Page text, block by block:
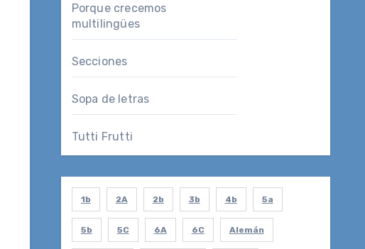
Porque crecemos
multilingües
Secciones
Sopa de letras
Tutti Frutti
1b 2A 2b 3b 4b 5a
5b 5C 6A 6C Alemán